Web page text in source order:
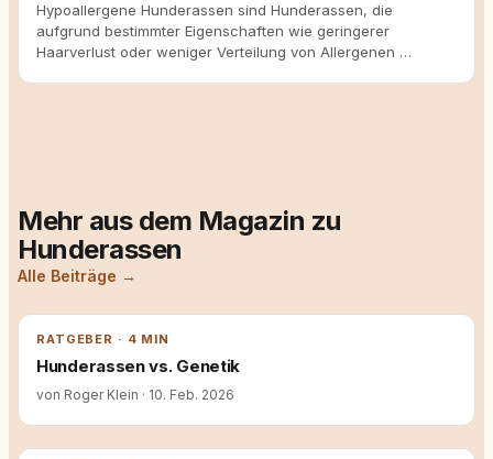
Hypoallergene Hunderassen sind Hunderassen, die
aufgrund bestimmter Eigenschaften wie geringerer
Haarverlust oder weniger Verteilung von Allergenen …
Mehr aus dem Magazin zu
Hunderassen
Alle Beiträge →
RATGEBER · 4 MIN
Hunderassen vs. Genetik
von Roger Klein · 10. Feb. 2026